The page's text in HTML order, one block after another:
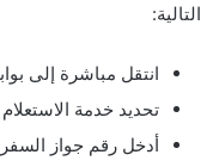
التالية:
انتقل مباشرة إلى
تحديد خدمة
أدخل رقم جواز